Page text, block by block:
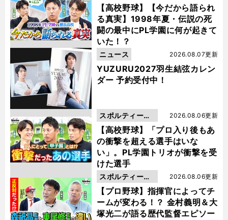
【高校野球】【今だから語られ
る真実】1998年夏・伝説の死
闘の最中にPL学園に何が起きて
いた！？
動画
YUZURU2027羽生結弦カレン
ダー 予約受付中！
2026.08.07更新
ニュース
【高校野球】「プロ入り後もあ
の衝撃を超える選手はいな
い」。PL学園トリオが衝撃を受
けた選手
2026.08.06更新
スポルティーバ
動画
【プロ野球】指揮官によってチ
ームが変わる！？ 金村義明＆大
塚光二が語る歴代監督エピソー
2026.08.06更新
スポルティーバ
動画